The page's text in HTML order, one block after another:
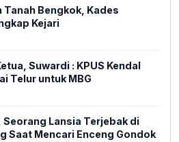
Tanah Bengkok, Kades
Kejari
Suwardi : KPUS Kendal
Telur untuk MBG
Seorang Lansia Terjebak di
Saat Mencari Enceng Gondok